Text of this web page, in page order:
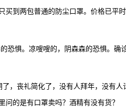
买到两包普通的防尘口罩。价格已平
恐惧。凉嗖嗖的，阴森森的恐惧。确
，丧礼简化了，没有人拜年，没有
问的是有口罩卖吗？酒精有没有货？